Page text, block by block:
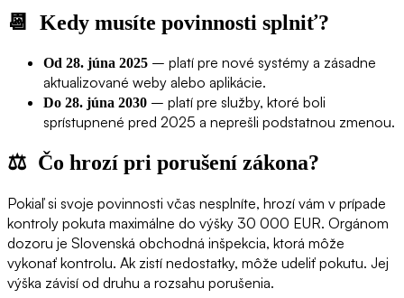
📆 Kedy musíte povinnosti splniť?
Od 28. júna 2025 – platí pre nové systémy a zásadne
aktualizované weby alebo aplikácie.
Do 28. júna 2030 – platí pre služby, ktoré boli
sprístupnené pred 2025 a neprešli podstatnou zmenou.
⚖️ Čo hrozí pri porušení zákona?
Pokiaľ si svoje povinnosti včas nesplníte, hrozí vám v prípade
kontroly pokuta maximálne do výšky 30 000 EUR. Orgánom
dozoru je Slovenská obchodná inšpekcia, ktorá môže
vykonať kontrolu. Ak zistí nedostatky, môže udeliť pokutu. Jej
výška závisí od druhu a rozsahu porušenia.